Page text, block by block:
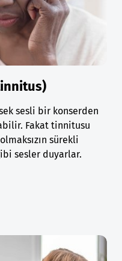
sesli bir konserden
Fakat tinnitusu
sürekli
sesler duyarlar.